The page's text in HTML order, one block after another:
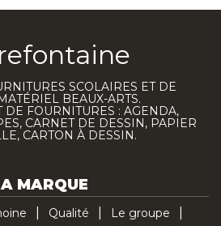
SCOLAIRES ET DE
BEAUX-ARTS.
DE FOURNITURES : AGENDA,
CARNET DE DESSIN, PAPIER
CARTON À DESSIN.
MARQUE
Qualité
Le groupe